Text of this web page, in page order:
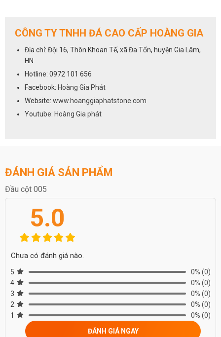
CÔNG TY TNHH ĐÁ CAO CẤP HOÀNG GIA
Địa chỉ: Đội 16, Thôn Khoan Tế, xã Đa Tốn, huyện Gia Lâm,
HN
Hotline: 0972 101 656
Facebook: Hoàng Gia Phát
Website: www.hoanggiaphatstone.com
Youtube: Hoàng Gia phát
ĐÁNH GIÁ SẢN PHẨM
Đầu cột 005
5.0
Chưa có đánh giá nào.
5 0% (0)
4
0% (0)
3
0% (0)
2
0% (0)
1
0% (0)
ĐÁNH GIÁ NGAY